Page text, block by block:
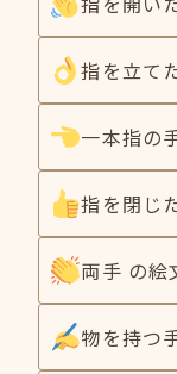
指を立て
一本指の
指を閉じ
両手 の絵
物を持つ